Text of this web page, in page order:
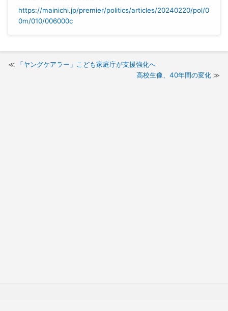
https://mainichi.jp/premier/politics/articles/20240220/pol/0
0m/010/006000c
「ヤングケアラー」こども家庭庁が支援強化へ
高校生像、40年間の変化